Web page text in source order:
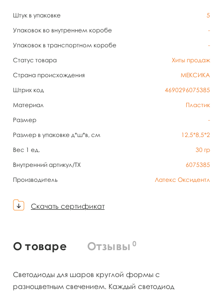
Штук в упаковке
5
Упаковок во внутреннем коробе
-
Упаковок в транспортном коробе
-
Статус товара
Хиты продаж
Страна происхождения
МЕКСИКА
Штрих код
4690296075385
Материал
Пластик
Размер
-
Размер в упаковке д*ш*в, см
12,5*8,5*2
Вес 1 ед.
30 гр
Внутренний артикул/TX
6075385
Производитель
Латекс Оксидентл
Скачать сертификат
О товаре Отзывы 0
Светодиоды для шаров круглой формы с
разноцветным свечением. Каждый светодиод